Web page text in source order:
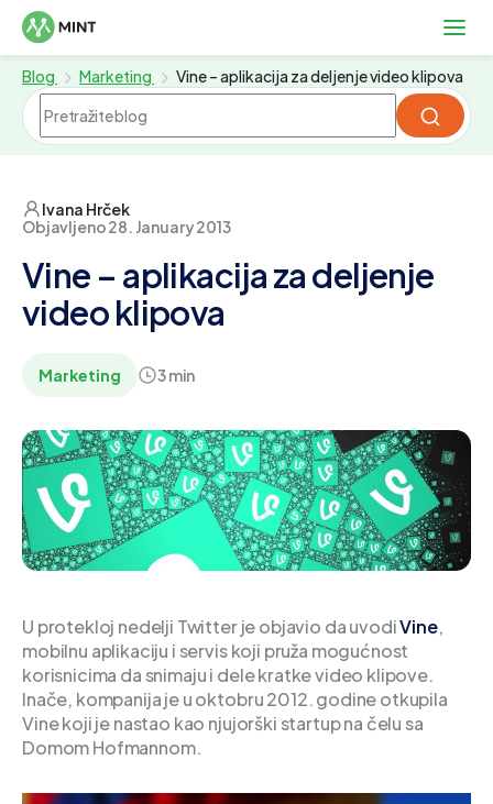
Blog Marketing Vine – aplikacija za deljenje video klipova
Ivana Hrček
Objavljeno 28. January 2013
Vine – aplikacija za deljenje
video klipova
Marketing 3 min
U protekloj nedelji Twitter je objavio da uvodiVine,
mobilnu aplikaciju i servis koji pruža mogućnost
korisnicima da snimaju i dele kratke video klipove.
Inače, kompanija je u oktobru 2012. godine otkupila
Vine koji je nastao kao njujorški startup na čelu sa
Domom Hofmannom.